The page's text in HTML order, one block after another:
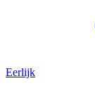
Eerlijk